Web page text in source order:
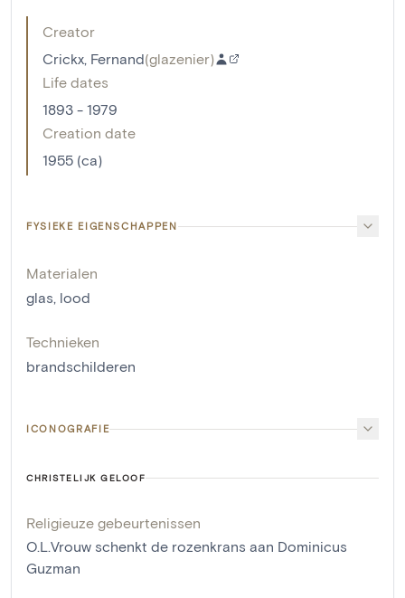
Creator
Crickx, Fernand(glazenier)
Life dates
1893 - 1979
Creation date
1955 (ca)
FYSIEKE EIGENSCHAPPEN
Materialen
glas, lood
Technieken
brandschilderen
ICONOGRAFIE
CHRISTELIJK GELOOF
Religieuze gebeurtenissen
O.L.Vrouw schenkt de rozenkrans aan Dominicus
Guzman